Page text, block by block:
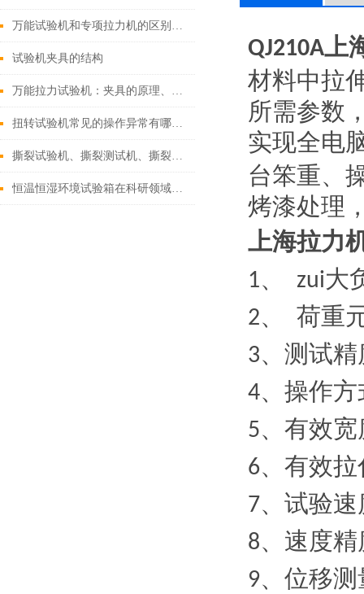
万能试验机和专项拉力机的区别是什么？
试验机夹具的结构
万能拉力试验机：夹具的原理、应用与优化
扭转试验机常见的操作异常有哪些？
撕裂试验机、撕裂测试机、撕裂试验机
恒温恒湿环境试验箱在科研领域的重要作用
QJ210A上
材料中拉
所需参数
实现全电
台笨重、
烤漆处理
上海拉力
1、 zui大
2、 荷重
3、测试
4、操作
5、有效
6、有效
7、试验
8、速度
9、位移